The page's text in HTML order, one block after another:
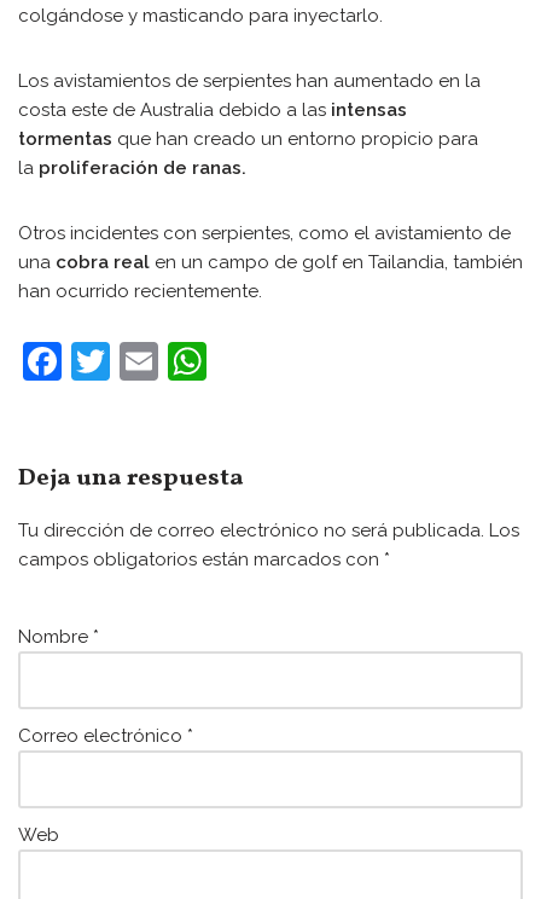
colgándose y masticando para inyectarlo.
Los avistamientos de serpientes han aumentado en la
costa este de Australia debido a las intensas
tormentas que han creado un entorno propicio para
la proliferación de ranas.
Otros incidentes con serpientes, como el avistamiento de
una cobra real en un campo de golf en Tailandia, también
han ocurrido recientemente.
F
e
b
o
k
T
er
E
l
s
A
p
Deja una respuesta
Tu dirección de correo electrónico no será publicada. Los
campos obligatorios están marcados con *
Nombre *
Correo electrónico *
Web